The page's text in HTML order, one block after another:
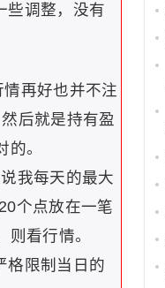
些调整，没有
再好也并不注
后就是持有盈
。
我每天的最大
个点放在一笔
看行情。
格限制当日的